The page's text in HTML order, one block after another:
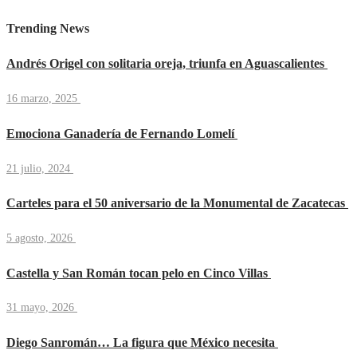
Trending News
Andrés Origel con solitaria oreja, triunfa en Aguascalientes
16 marzo, 2025
Emociona Ganadería de Fernando Lomelí
21 julio, 2024
Carteles para el 50 aniversario de la Monumental de Zacatecas
5 agosto, 2026
Castella y San Román tocan pelo en Cinco Villas
31 mayo, 2026
Diego Sanromán… La figura que México necesita